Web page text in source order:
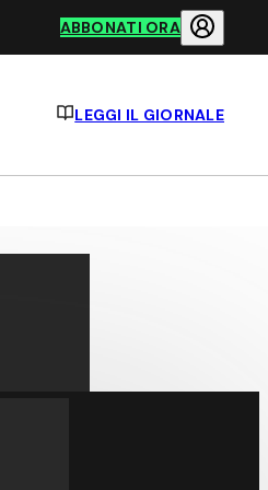
ABBONATI ORA
LEGGI IL GIORNALE